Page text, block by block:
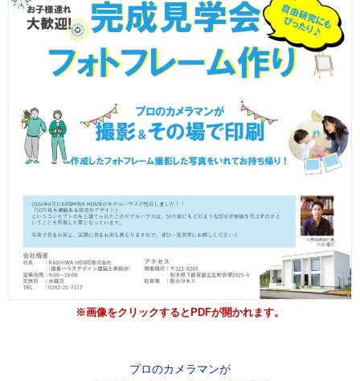
※画像をクリックするとPDFが開かれます。
プロのカメラマンが